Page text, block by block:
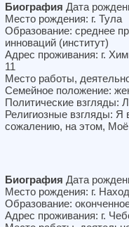
Биография Дата
Место рождения: г. Тула
Образование: среднее
инноваций (институт)
Адрес проживания: г.
11
Место работы,
Семейное положение:
Политические взгляды:
Религиозные взгляды:
сожалению, на этом,
Биография Дата
Место рождения: г.
Образование:
Адрес проживания: г.